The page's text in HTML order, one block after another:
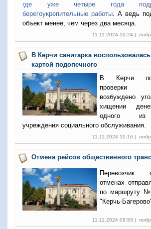
где уже четыре года
берегоукрепительные работы. А ведь
объект менее, чем через два месяца.
11.11.2024 10:24 |
В Керчи санитарка
картой подопечного
В Керчи по
проверки
возбуждено
хищении
одного из
учреждения социального обслуживания.
11.11.2024 10:16 |
Отмена рейсов общественного
Перевозчик
отменах
по маршруту
"Керчь-
11.11.2024 09:53 |